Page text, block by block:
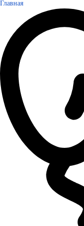
Главная